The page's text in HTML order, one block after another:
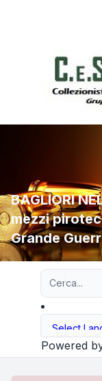
BAGLIORI
mezzi
Grande
Powered